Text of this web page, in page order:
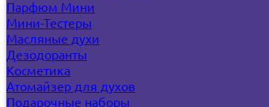
Парфюм Мини
Мини-Тестеры
Масляные духи
Дезодоранты
Косметика
Атомайзер для духов
Подарочные наборы